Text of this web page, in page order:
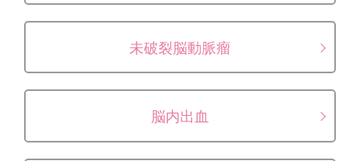
未破裂脳動脈瘤
脳内出血